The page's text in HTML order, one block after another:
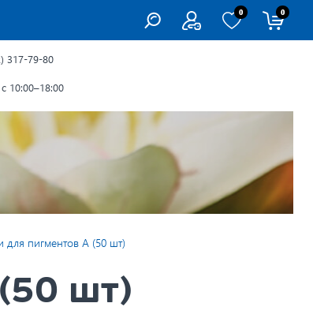
0 0
317-79-80
10:00–18:00
для пигментов А (50 шт)
шт)